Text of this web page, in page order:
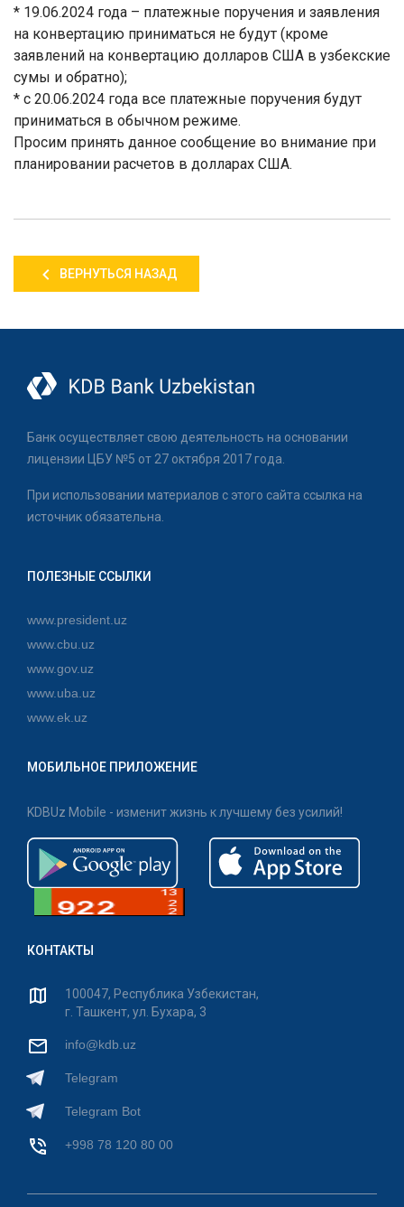
* 19.06.2024 года – платежные поручения и заявления
на конвертацию приниматься не будут (кроме
заявлений на конвертацию долларов США в узбекские
сумы и обратно);
* с 20.06.2024 года все платежные поручения будут
приниматься в обычном режиме.
Просим принять данное сообщение во внимание при
планировании расчетов в долларах США.
ВЕРНУТЬСЯ НАЗАД
Банк осуществляет свою деятельность на основании
лицензии ЦБУ №5 от 27 октября 2017 года.
При использовании материалов с этого сайта ссылка на
источник обязательна.
ПОЛЕЗНЫЕ ССЫЛКИ
www.president.uz
www.cbu.uz
www.gov.uz
www.uba.uz
www.ek.uz
МОБИЛЬНОЕ ПРИЛОЖЕНИЕ
KDBUz Mobile - изменит жизнь к лучшему без усилий!
КОНТАКТЫ
100047, Республика Узбекистан,
г. Ташкент, ул. Бухара, 3
info@kdb.uz
Telegram
Telegram Bot
+998 78 120 80 00